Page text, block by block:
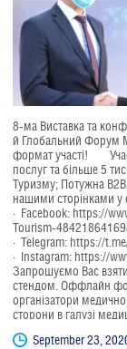
8-ма Виставка та
й Глобальний Форум
формат участі!
послуг та більше 5
Туризму; Потужна В2В
нашими сторінками
· Facebook: https://
Tourism-
· Telegram: https://
· Instagram: https://
Запрошуємо Вас
стендом. Оффлайн
організатори
сторони в галузі
відвідувачів.
September 23,